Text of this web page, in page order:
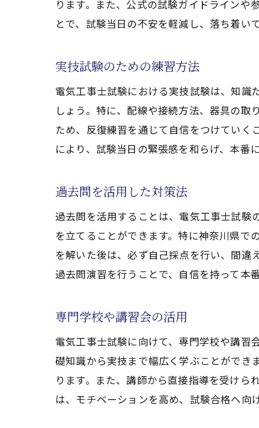
ります。また、公式の試験ガイドラインや
とで、試験当日の不安を軽減し、落ち着い
実技試験のための練習方法
電気工事士試験における実技試験は、知識
しょう。特に、配線や接続方法、器具の
ため、反復練習を通じて自信をつけていく
により、試験当日の緊張感を和らげ、本番
過去問を活用した対策法
過去問を活用することは、電気工事士試験
を立てることができます。特に神奈川県で
を解いた後は、必ず自己採点を行い、間違
過去問演習を行うことで、自信を持って本
専門学校や講習会の活用
電気工事士試験に向けて、専門学校や講習
礎知識から実技まで幅広く学ぶことができ
ります。また、講師から直接指導を受け
は、モチベーションを高め、試験合格へ向